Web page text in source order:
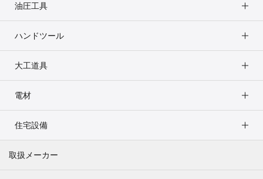
油圧工具
ハンドツール
大工道具
電材
住宅設備
取扱メーカー